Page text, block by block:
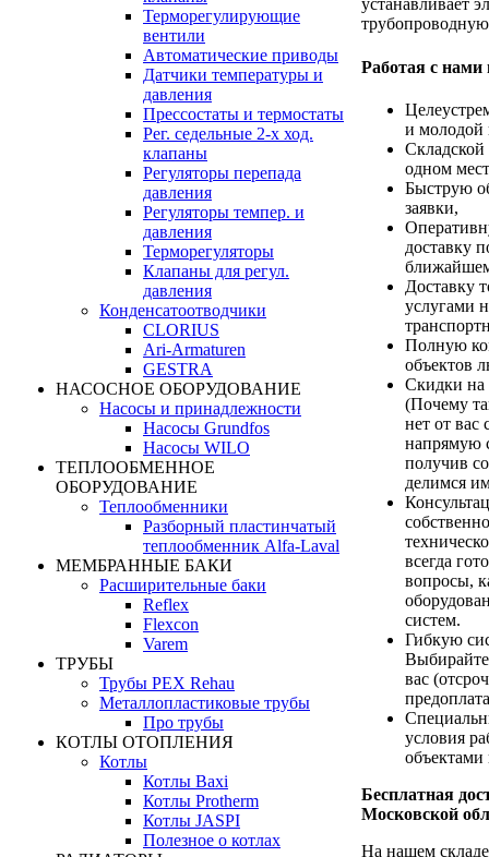
Терморегулирующие
вентили
Автоматические приводы
Датчики температуры и
давления
Прессостаты и термостаты
Рег. седельные 2-х ход.
клапаны
Регуляторы перепада
давления
Регуляторы темпер. и
давления
Терморегуляторы
Клапаны для регул.
давления
Конденсатоотводчики
CLORIUS
Ari-Armaturen
GESTRA
НАСОСНОЕ ОБОРУДОВАНИЕ
Насосы и принадлежности
Насосы Grundfos
Насосы WILO
ТЕПЛООБМЕННОЕ
ОБОРУДОВАНИЕ
Теплообменники
Разборный пластинчатый
теплообменник Alfa-Laval
МЕМБРАННЫЕ БАКИ
Расширительные баки
Reflex
Flexcon
Varem
ТРУБЫ
Трубы PEX Rehau
Металлопластиковые трубы
Про трубы
КОТЛЫ ОТОПЛЕНИЯ
Котлы
Котлы Baxi
Котлы Protherm
Котлы JASPI
Полезное о котлах
устанавливает
Работая с нами
и молодой
одном
Быструю
заявки,
доставку
Доставку
услугами
Полную
объектов
Скидки на
(Почему
нет от вас
напрямую
получив
делимся
всегда
вопросы,
систем.
Гибкую
вас
условия
объектами
Бесплатная
Московской
На нашем